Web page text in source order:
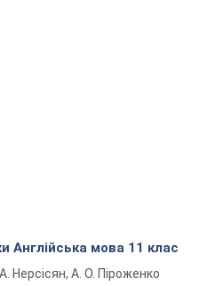
Англійська мова 11 клас
Нерсісян, А. О. Піроженко